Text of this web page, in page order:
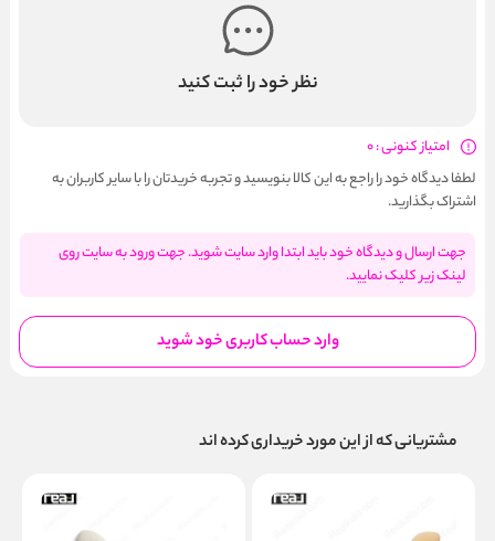
نظر خود را ثبت کنید
امتیاز کنونی : 0
لطفا دیدگاه خود را راجع به این کالا بنویسید و تجربه خریدتان را با سایر کاربران به
اشتراک بگذارید.
جهت ارسال و دیدگاه خود باید ابتدا وارد سایت شوید. جهت ورود به سایت روی
لینک زیر کلیک نمایید.
وارد حساب کاربری خود شوید
مشتریانی که از این مورد خریداری کرده اند